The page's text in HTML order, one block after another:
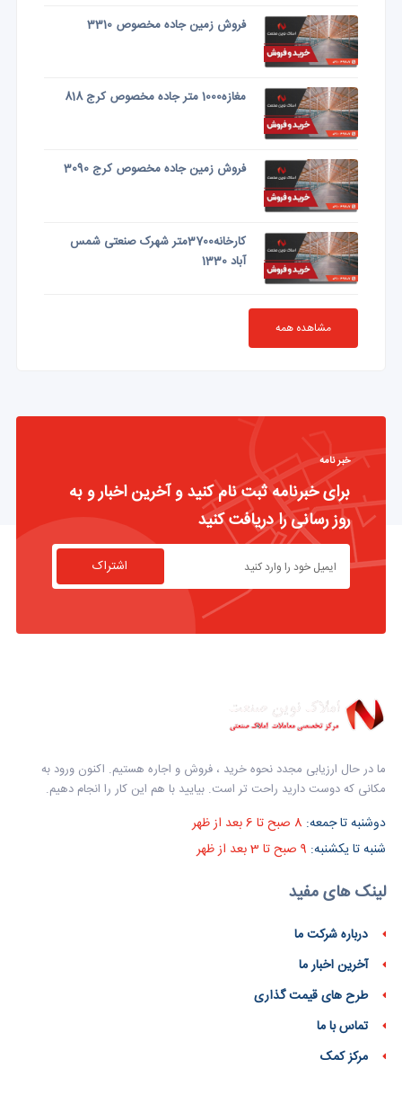
فروش زمین جاده مخصوص 3310
مغازه1000 متر جاده مخصوص کرج 818
فروش زمین جاده مخصوص کرج 3090
کارخانه3700متر شهرک صنعتی شمس
آباد 1330
مشاهده همه
خبر نامه
برای خبرنامه ثبت نام کنید و آخرین اخبار و به
روز رسانی را دریافت کنید
اشتراک
ما در حال ارزیابی مجدد نحوه خرید ، فروش و اجاره هستیم. اکنون ورود به
مکانی که دوست دارید راحت تر است. بیایید با هم این کار را انجام دهیم.
دوشنبه تا جمعه:
شنبه تا یکشنبه:
لینک های مفید
درباره شرکت ما
آخرین اخبار ما
طرح های قیمت گذاری
تماس با ما
مرکز کمک